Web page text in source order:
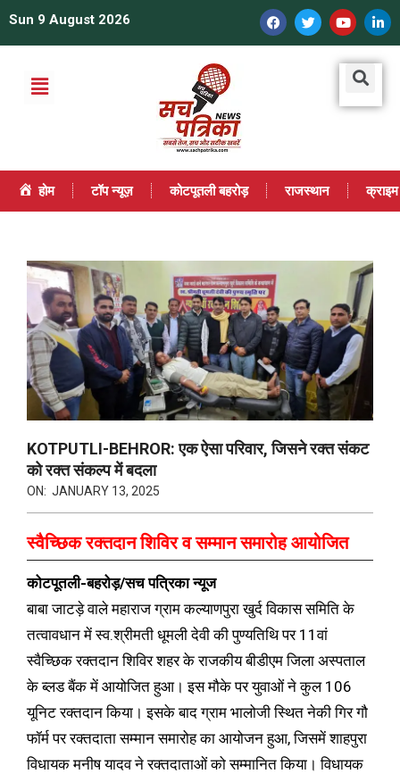
Sun 9 August 2026
होम टॉप न्यूज़ कोटपूतली बहरोड़ राजस्थान क्राइम
KOTPUTLI-BEHROR: एक ऐसा परिवार, जिसने रक्त संकट
को रक्त संकल्प में बदला
ON: JANUARY 13, 2025
स्वैच्छिक रक्तदान शिविर व सम्मान समारोह आयोजित
कोटपूतली-बहरोड़/सच पत्रिका न्यूज
बाबा जाटड़े वाले महाराज ग्राम कल्याणपुरा खुर्द विकास समिति के
तत्वावधान में स्व.श्रीमती धूमली देवी की पुण्यतिथि पर 11वां
स्वैच्छिक रक्तदान शिविर शहर के राजकीय बीडीएम जिला अस्पताल
के ब्लड बैंक में आयोजित हुआ। इस मौके पर युवाओं ने कुल 106
यूनिट रक्तदान किया। इसके बाद ग्राम भालोजी स्थित नेकी गिर गौ
फॉर्म पर रक्तदाता सम्मान समारोह का आयोजन हुआ, जिसमें शाहपुरा
विधायक मनीष यादव ने रक्तदाताओं को सम्मानित किया। विधायक